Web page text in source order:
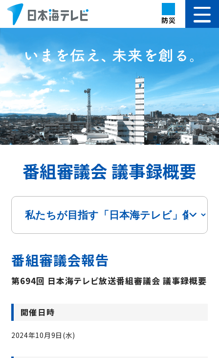
防災
番組審議会 議事録概要
番組審議会報告
第694回 日本海テレビ放送番組審議会 議事録概要
開催日時
2024年10月9日(水)